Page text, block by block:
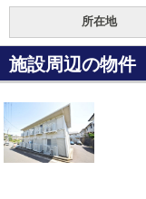
所在地
施設周辺の物件